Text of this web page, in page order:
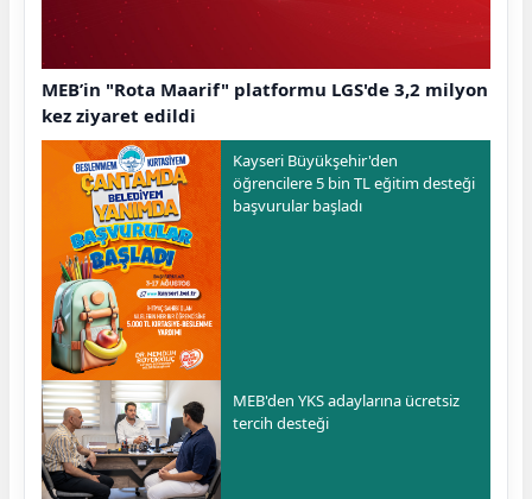
MEB’in "Rota Maarif" platformu LGS'de 3,2 milyon
kez ziyaret edildi
Kayseri Büyükşehir'den
öğrencilere 5 bin TL eğitim desteği
başvurular başladı
MEB'den YKS adaylarına ücretsiz
tercih desteği